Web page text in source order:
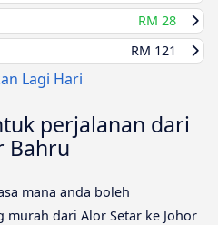
RM 28
RM 121
Lagi Hari
perjalanan dari
Bahru
mana anda boleh
dari Alor Setar ke Johor